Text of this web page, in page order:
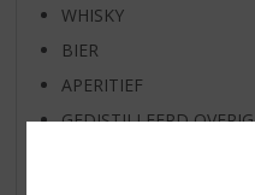
WHISKY
BIER
APERITIEF
GEDISTILLEERD OVERIG